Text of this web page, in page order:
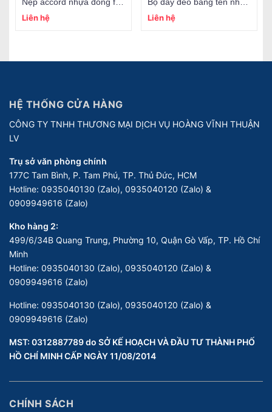
Liên hệ
Liên hệ
HỆ THỐNG CỬA HÀNG
CÔNG TY TNHH THƯƠNG MẠI DỊCH VỤ HOÀNG VĨNH THUẬN
LV
Trụ sở văn phòng chính
177C Tam Bình, P. Tam Phú, TP. Thủ Đức, HCM
Hotline: 0935040130 (Zalo), 0935040120 (Zalo) &
0909949616 (Zalo)
Kho hàng 2:
499/6/34B Quang Trung, Phường 10, Quận Gò Vấp, TP. Hồ Chí
Minh
Hotline: 0935040130 (Zalo), 0935040120 (Zalo) &
0909949616 (Zalo)
Hotline: 0935040130 (Zalo), 0935040120 (Zalo) &
0909949616 (Zalo)
MST: 0312887789 do SỞ KẾ HOẠCH VÀ ĐẦU TƯ THÀNH PHỐ
HỒ CHÍ MINH CẤP NGÀY 11/08/2014
CHÍNH SÁCH